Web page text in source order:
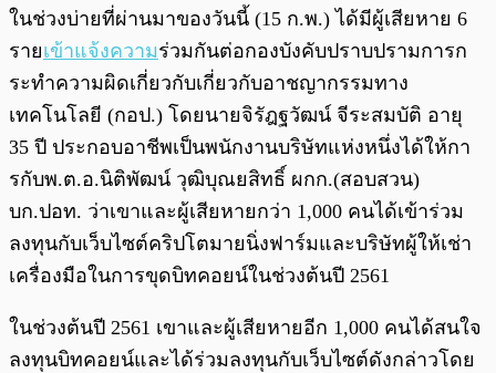
พร้อมเล่น 0:00/
ในช่วงบ่ายที่ผ่านมาของวันนี้ (15 ก.พ.) ได้มีผู้เสียหาย 6
รายเข้าแจ้งความร่วมกันต่อกองบังคับปราบปรามการก
ระทำความผิดเกี่ยวกับเกี่ยวกับอาชญากรรมทาง
เทคโนโลยี (กอป.) โดยนายจิรัฎฐวัฒน์ จีระสมบัติ อายุ
35 ปี ประกอบอาชีพเป็นพนักงานบริษัทแห่งหนึ่งได้ให้กา
รกับพ.ต.อ.นิติพัฒน์ วุฒิบุณยสิทธิ์ ผกก.(สอบสวน)
บก.ปอท. ว่าเขาและผู้เสียหายกว่า 1,000 คนได้เข้าร่วม
ลงทุนกับเว็บไซต์คริปโตมายนิ่งฟาร์มและบริษัทผู้ให้เช่า
เครื่องมือในการขุดบิทคอยน์ในช่วงต้นปี 2561
ในช่วงต้นปี 2561 เขาและผู้เสียหายอีก 1,000 คนได้สนใจ
ลงทุนบิทคอยน์และได้ร่วมลงทุนกับเว็บไซต์ดังกล่าวโดย